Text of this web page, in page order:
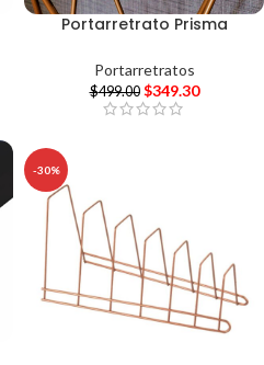
Portarretrato Prisma
Portarretratos
$499.00 $349.30
-30%